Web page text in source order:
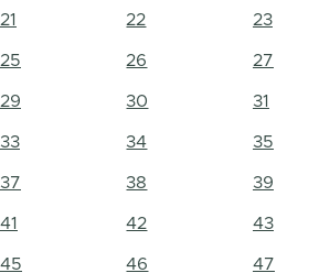
21 22 23
25 26 27
29 30 31
33 34 35
37 38 39
41 42 43
45 46 47